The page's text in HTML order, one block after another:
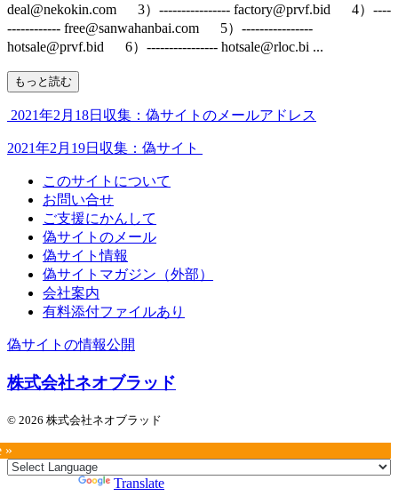
deal@nekokin.com 3）---------------- factory@prvf.bid 4）----
------------ free@sanwahanbai.com 5）----------------
hotsale@prvf.bid 6）---------------- hotsale@rloc.bi ...
もっと読む
2021年2月18日収集：偽サイトのメールアドレス
2021年2月19日収集：偽サイト
このサイトについて
お問い合せ
ご支援にかんして
偽サイトのメール
偽サイト情報
偽サイトマガジン（外部）
会社案内
有料添付ファイルあり
偽サイトの情報公開
株式会社ネオブラッド
© 2026 株式会社ネオブラッド
»
Translate